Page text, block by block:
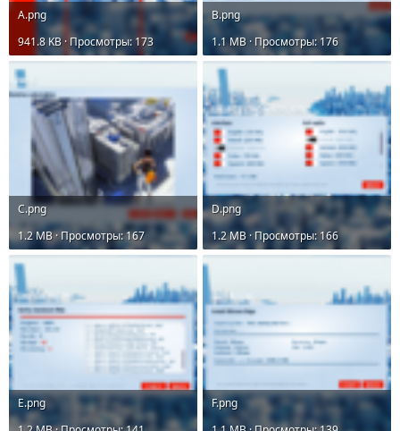
A.png
941.8 KB · Просмотры: 173
B.png
1.1 MB · Просмотры: 176
C.png
1.2 MB · Просмотры: 167
D.png
1.2 MB · Просмотры: 166
E.png
F.png